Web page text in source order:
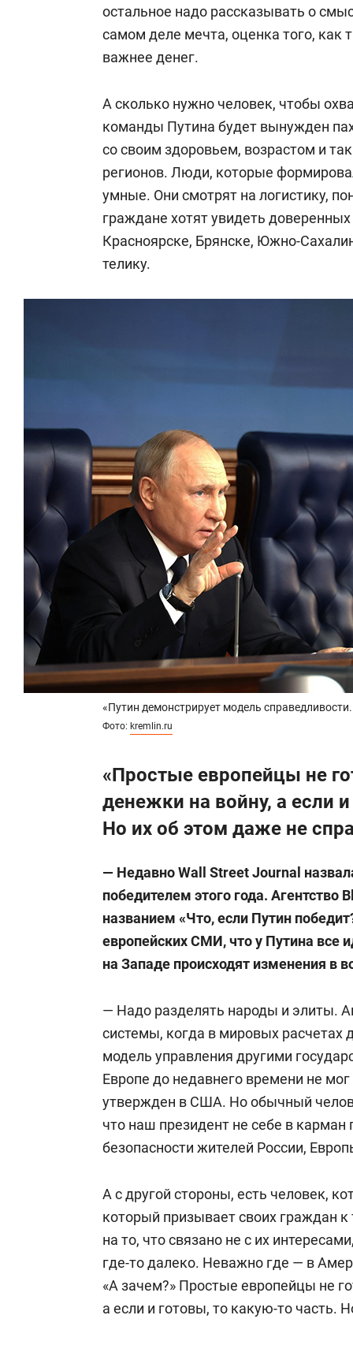
остальное надо рассказывать о
самом деле мечта, оценка того, как
важнее денег.
А сколько нужно человек, чтобы
команды Путина будет вынужден
со своим здоровьем, возрастом и
регионов. Люди, которые
умные. Они смотрят на логистику,
граждане хотят увидеть
Красноярске, Брянске, Южно-
телику.
«Путин демонстрирует модель
Фото: kremlin.ru
«Простые европейцы не
денежки на войну, а если
Но их об этом даже не
— Недавно Wall Street Journal
победителем этого года. Агентство
названием «Что, если Путин
европейских СМИ, что у Путина все
на Западе происходят изменения в
— Надо разделять народы и элиты.
системы, когда в мировых расчетах
модель управления другими
Европе до недавнего времени не
утвержден в США. Но обычный
что наш президент не себе в карман
безопасности жителей России,
А с другой стороны, есть человек,
который призывает своих граждан
на то, что связано не с их
где-то далеко. Неважно где — в
«А зачем?» Простые европейцы не
а если и готовы, то какую-то часть.